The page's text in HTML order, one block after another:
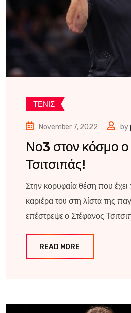
ΤΕΝΙΣ
November 7, 2022 by
Νο3 στον κόσμο ο
Τσιτσιπάς!
Στην κορυφαία θέση που έχει
καριέρα του στη λίστα της
επέστρεψε ο Στέφανος
READ MORE